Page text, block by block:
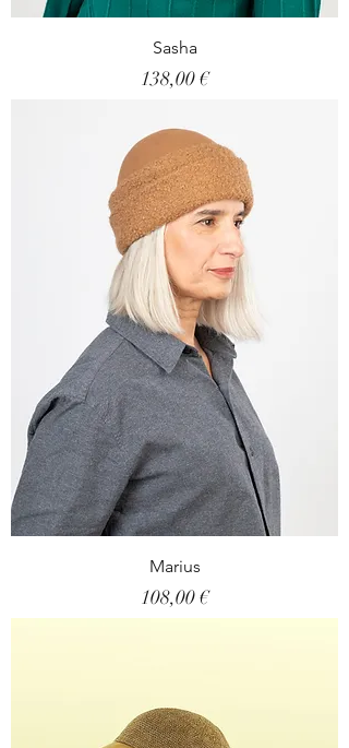
Sasha
Prix
138,00 €
Marius
Prix
108,00 €